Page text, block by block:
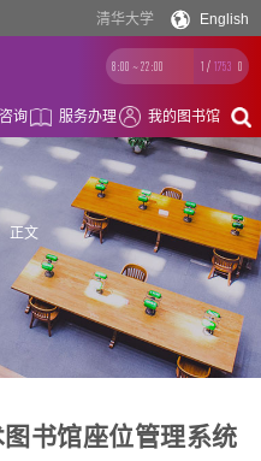
清华大学 English
8:00 ~ 22:00 1 / 1753 0
咨询 服务办理 我的图书馆
正文
书馆座位管理系统